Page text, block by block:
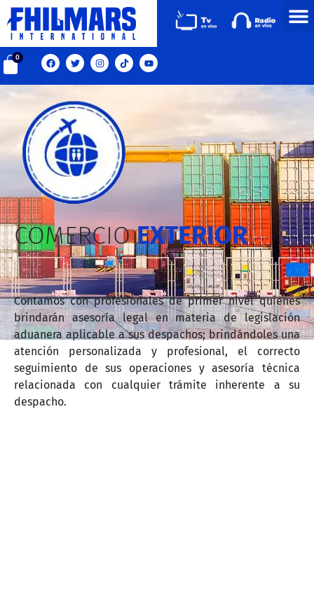
0
COMERCIO EXTERIOR
Contamos con profesionales de primer nivel quienes
brindarán asesoría legal en materia de legislación
aduanera aplicable a sus despachos; brindándoles una
atención personalizada y profesional, el correcto
seguimiento de sus operaciones y asesoría técnica
relacionada con cualquier trámite inherente a su
despacho.